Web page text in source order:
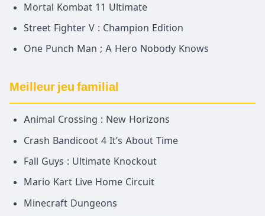
Mortal Kombat 11 Ultimate
Street Fighter V : Champion Edition
One Punch Man ; A Hero Nobody Knows
Meilleur jeu familial
Animal Crossing : New Horizons
Crash Bandicoot 4 It’s About Time
Fall Guys : Ultimate Knockout
Mario Kart Live Home Circuit
Minecraft Dungeons